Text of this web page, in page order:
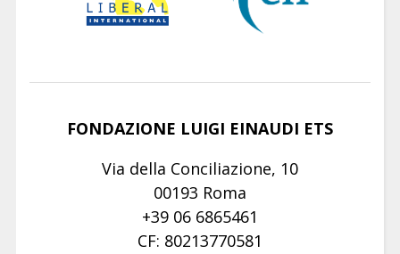
FONDAZIONE LUIGI EINAUDI ETS
Via della Conciliazione, 10
00193 Roma
+39 06 6865461
CF: 80213770581